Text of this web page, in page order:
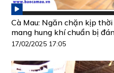
Cà Mau: Ngăn chặn kịp
mang hung khí chuẩn bị
17/02/2025 17:05